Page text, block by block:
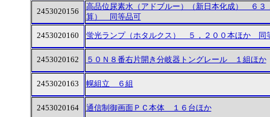
2453020156
高品位尿素水（アドブルー）（新日本化成） ６３
算） 同等品可
2453020160 蛍光ランプ（ホタルクス） ５，２００本ほか
2453020162 ５０Ｎ８番右片開き分岐器トングレール １組ほか
2453020163 幌組立 ６組
2453020164 通信制御画面ＰＣ本体 １６台ほか